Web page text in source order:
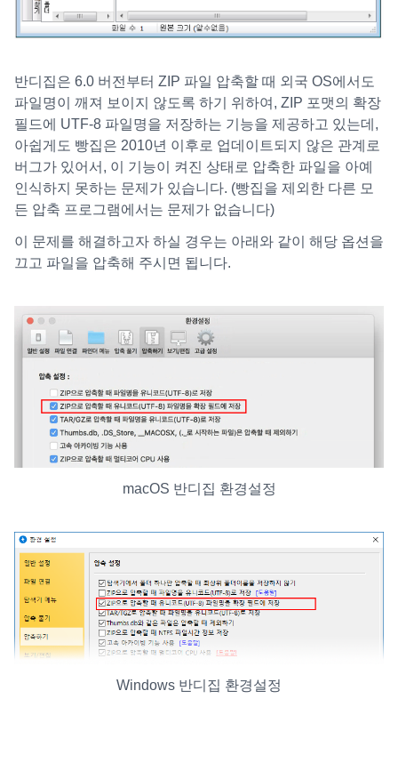
반디집은 6.0 버전부터 ZIP 파일 압축할 때 외국 OS에서도
파일명이 깨져 보이지 않도록 하기 위하여, ZIP 포맷의 확장
필드에 UTF-8 파일명을 저장하는 기능을 제공하고 있는데,
아쉽게도 빵집은 2010년 이후로 업데이트되지 않은 관계로
버그가 있어서, 이 기능이 켜진 상태로 압축한 파일을 아예
인식하지 못하는 문제가 있습니다. (빵집을 제외한 다른 모
든 압축 프로그램에서는 문제가 없습니다)
이 문제를 해결하고자 하실 경우는 아래와 같이 해당 옵션을
끄고 파일을 압축해 주시면 됩니다.
macOS 반디집 환경설정
Windows 반디집 환경설정